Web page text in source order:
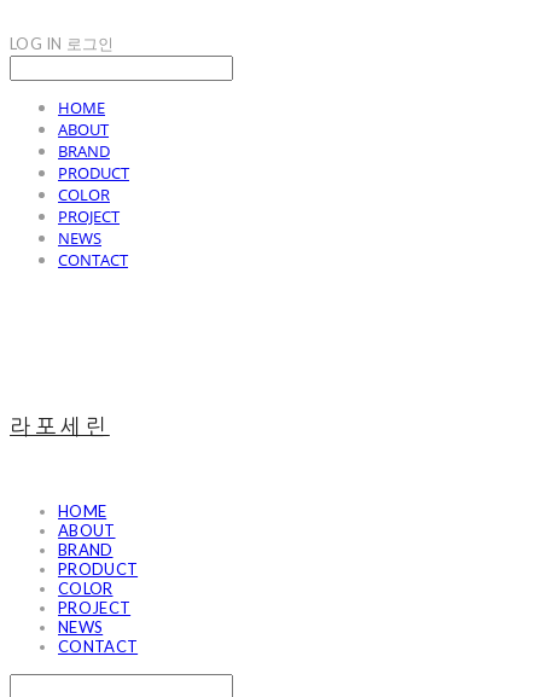
LOG IN 로그인
HOME
ABOUT
BRAND
PRODUCT
COLOR
PROJECT
NEWS
CONTACT
라포세린
HOME
ABOUT
BRAND
PRODUCT
COLOR
PROJECT
NEWS
CONTACT